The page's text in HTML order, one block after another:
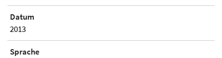
Datum
2013
Sprache